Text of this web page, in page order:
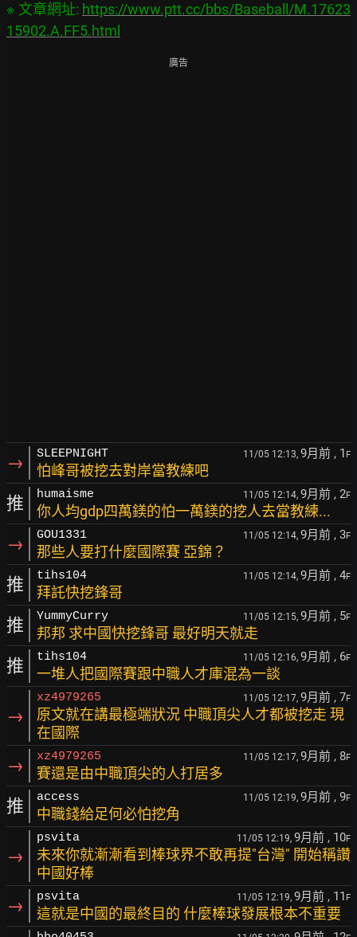
※ 文章網址: https://www.ptt.cc/bbs/Baseball/M.17623
15902.A.FF5.html
廣告
→ SLEEPNIGHT 11/05 12:13, 9月前 , 1 F
怕峰哥被挖去對岸當教練吧
推 humaisme 11/05 12:14, 9月前 , 2F
你人均gdp四萬鎂的怕一萬鎂的挖人去當教練...
→ GOU1331 11/05 12:14, 9月前 , 3F
那些人要打什麼國際賽 亞錦？
推 tihs104 11/05 12:14, 9月前 , 4F
拜託快挖鋒哥
推 YummyCurry 11/05 12:15, 9月前 , 5F
邦邦 求中國快挖鋒哥 最好明天就走
推 tihs104 11/05 12:16, 9月前 , 6F
一堆人把國際賽跟中職人才庫混為一談
→
xz4979265 11/05 12:17, 9月前 , 7F
原文就在講最極端狀況 中職頂尖人才都被挖走 現
在國際
→ xz4979265 11/05 12:17, 9月前 , 8F
賽還是由中職頂尖的人打居多
推 access 11/05 12:19, 9月前 , 9F
中職錢給足何必怕挖角
→
psvita 11/05 12:19, 9月前 , 10F
未來你就漸漸看到棒球界不敢再提"台灣" 開始稱讚
中國好棒
→ psvita 11/05 12:19, 9月前 , 11 F
這就是中國的最終目的 什麼棒球發展根本不重要